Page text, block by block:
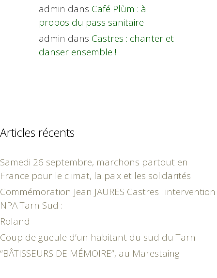
admin dans Café Plùm : à
propos du pass sanitaire
admin dans Castres : chanter et
danser ensemble !
Articles récents
Samedi 26 septembre, marchons partout en
France pour le climat, la paix et les solidarités !
Commémoration Jean JAURES Castres : intervention
NPA Tarn Sud :
Roland
Coup de gueule d’un habitant du sud du Tarn
“BÂTISSEURS DE MÉMOIRE”, au Marestaing